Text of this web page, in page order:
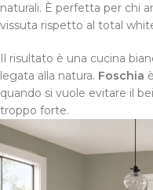
naturali. È perfetta per chi
vissuta rispetto al total
Il risultato è una cucina
legata alla natura. Foschia
quando si vuole evitare il
troppo forte.